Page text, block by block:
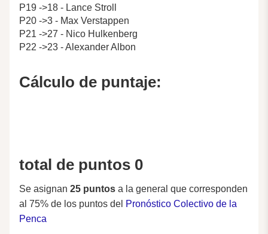
P19 ->18 - Lance Stroll
P20 ->3 - Max Verstappen
P21 ->27 - Nico Hulkenberg
P22 ->23 - Alexander Albon
Cálculo de puntaje:
total de puntos 0
Se asignan 25 puntos a la general que corresponden
al 75% de los puntos del Pronóstico Colectivo de la
Penca